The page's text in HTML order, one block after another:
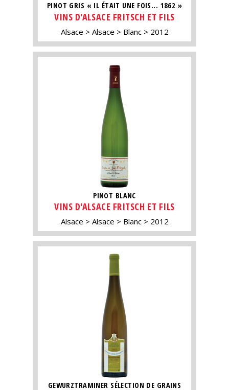
PINOT GRIS « IL ÉTAIT UNE FOIS... 1862 »
VINS D'ALSACE FRITSCH ET FILS
Alsace Alsace Blanc 2012
PINOT BLANC
VINS D'ALSACE FRITSCH ET FILS
Alsace Alsace Blanc 2012
GEWURZTRAMINER SÉLECTION DE GRAINS